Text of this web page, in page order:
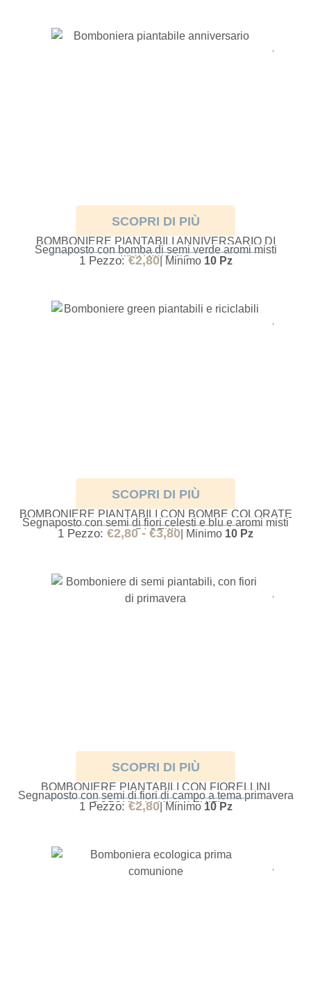
SCOPRI DI PIÙ
BOMBONIERE PIANTABILI ANNIVERSARIO DI
MATRIMONIO
Segnaposto con bomba di semi verde aromi misti
1 Pezzo:€2,80| Minimo 10 Pz
SCOPRI DI PIÙ
BOMBONIERE PIANTABILI CON BOMBE COLORATE
DI SEMI
Segnaposto con semi di fiori celesti e blu e aromi misti
1 Pezzo: €2,80 - €3,80 | Minimo 10 Pz
SCOPRI DI PIÙ
BOMBONIERE PIANTABILI CON FIORELLINI
COLORATI PRIMAVERILI
Segnaposto con semi di fiori di campo a tema primavera
1 Pezzo:€2,80| Minimo 10 Pz